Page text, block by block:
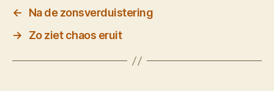
←
Na de zonsverduistering
→
Zo ziet chaos eruit